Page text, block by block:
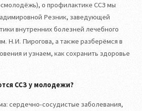
о профилактике ССЗ мы
Резник, заведующей
внутренних болезней лечебного
Н.И. Пирогова, а также разберёмся в
и узнаем, как сохранить здоровье
ССЗ у молодежи?
сердечно-сосудистые заболевания,